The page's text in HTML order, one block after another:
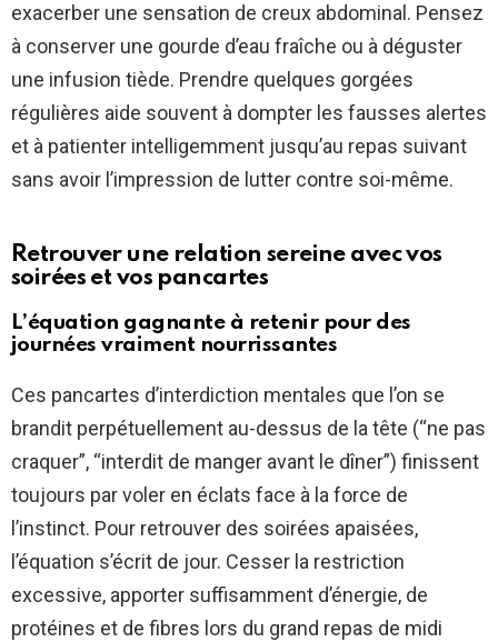
exacerber une sensation de creux abdominal. Pensez
à conserver une gourde d’eau fraîche ou à déguster
une infusion tiède. Prendre quelques gorgées
régulières aide souvent à dompter les fausses alertes
et à patienter intelligemment jusqu’au repas suivant
sans avoir l’impression de lutter contre soi-même.
Retrouver une relation sereine avec vos
soirées et vos pancartes
L’équation gagnante à retenir pour des
journées vraiment nourrissantes
Ces pancartes d’interdiction mentales que l’on se
brandit perpétuellement au-dessus de la tête (“ne pas
craquer”, “interdit de manger avant le dîner”) finissent
toujours par voler en éclats face à la force de
l’instinct. Pour retrouver des soirées apaisées,
l’équation s’écrit de jour. Cesser la restriction
excessive, apporter suffisamment d’énergie, de
protéines et de fibres lors du grand repas de midi